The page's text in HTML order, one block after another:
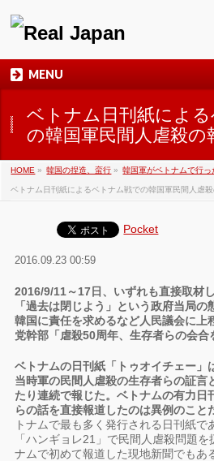
MENU
ベトナム日刊紙によ
の韓国軍民間人虐殺の
HOME » 韓国の捏造、蛮行 » 韓国軍がベトナムで行っ
ベトナム日刊紙によるベトナム戦での韓国軍民間人虐
Pocket
2016.09.23 00:59
2016/9/11～17日、いずれも直接取材
「過去は閉じよう」という政府当局の
韓国に責任を求めるなど人民議会に上
党幹部「虐殺50周年、生存者らの会合
ベトナムの日刊紙「トゥオイチェー」
当時軍の民間人虐殺の生存者らの証言
たり連続で報じた。ベトナムの有力日
らの話を直接報道したのは異例のこと
トナムで最も多く発行される日刊紙
「ハンギョレ21」で民間人虐殺問題
ナムで初めて報道した現地新聞でもあ